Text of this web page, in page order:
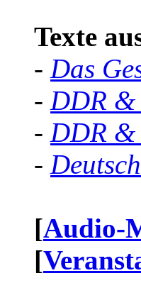
Texte
- Das
- DDR &
- DDR &
-
[Audio-
[